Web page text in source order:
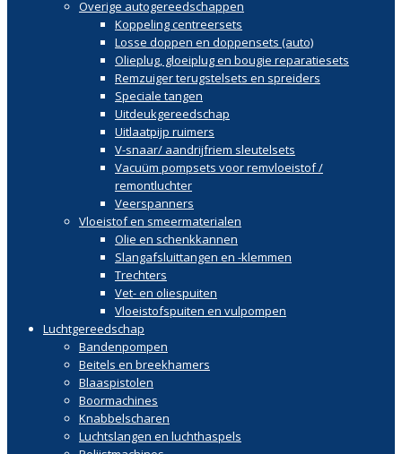
Overige autogereedschappen
Koppeling centreersets
Losse doppen en doppensets (auto)
Olieplug, gloeiplug en bougie reparatiesets
Remzuiger terugstelsets en spreiders
Speciale tangen
Uitdeukgereedschap
Uitlaatpijp ruimers
V-snaar/ aandrijfriem sleutelsets
Vacuüm pompsets voor remvloeistof /
remontluchter
Veerspanners
Vloeistof en smeermaterialen
Olie en schenkkannen
Slangafsluittangen en -klemmen
Trechters
Vet- en oliespuiten
Vloeistofspuiten en vulpompen
Luchtgereedschap
Bandenpompen
Beitels en breekhamers
Blaaspistolen
Boormachines
Knabbelscharen
Luchtslangen en luchthaspels